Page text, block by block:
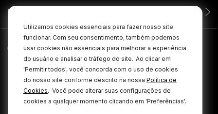
Utilizamos cookies essenciais para fazer nosso site
funcionar. Com seu consentimento, também podemos
usar cookies não essenciais para melhorar a experiência
do usuário e analisar o tráfego do site. Ao clicar em
'Permitir todos', você concorda com o uso de cookies
do nosso site conforme descrito na nossa Política de
Cookies. Você pode alterar suas configurações de
cookies a qualquer momento clicando em 'Preferências'.
Empresa
© 2026 RØDE Todos os direitos reservados.